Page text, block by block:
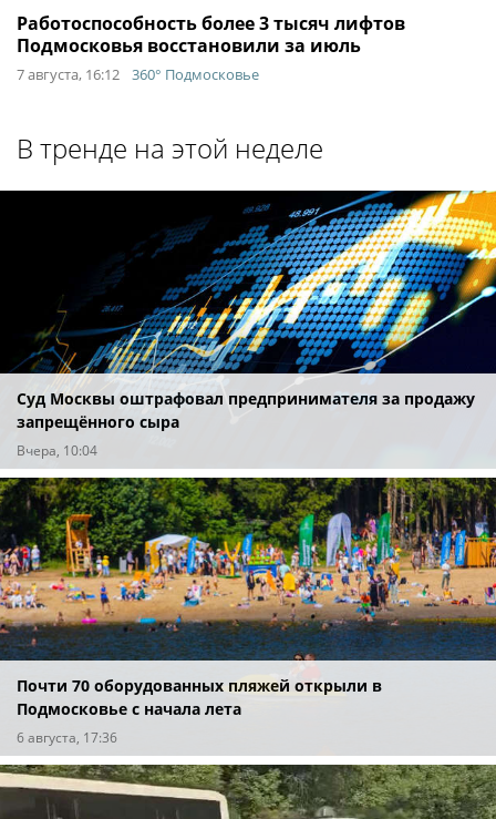
Работоспособность более 3 тысяч лифтов
Подмосковья восстановили за июль
7 августа, 16:12 360° Подмосковье
В тренде на этой неделе
Суд Москвы оштрафовал предпринимателя за продажу
запрещённого сыра
Вчера, 10:04
Почти 70 оборудованных пляжей открыли в
Подмосковье с начала лета
6 августа, 17:36